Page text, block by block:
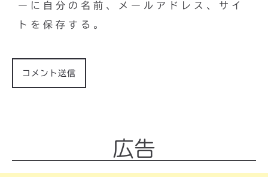
ーに自分の名前、メールアドレス、サイ
トを保存する。
広告